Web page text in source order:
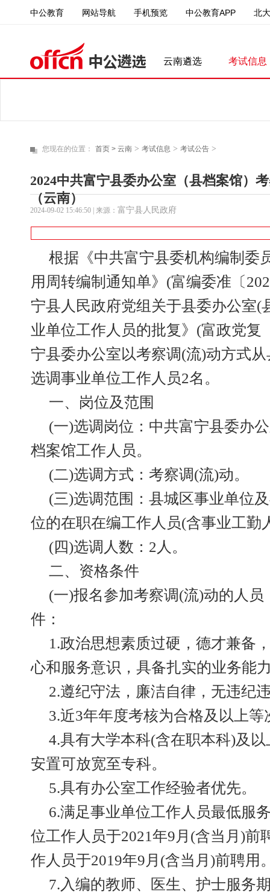
中公教育 网站导航 手机预览 中公教育APP 北
云南遴选 考试信息
您现在的位置： 首页 > 云南 > 考试信息 > 考试公告 >
2024中共富宁县委办公室（县档案馆）
（云南）
2024-09-02 15:46:50 | 来源： 富宁县人民政府
根据《中共富宁县委机构编制委
用周转编制通知单》(富编委准〔
宁县人民政府党组关于县委办公室(
业单位工作人员的批复》(富政党复
宁县委办公室以考察调(流)动方式
选调事业单位工作人员2名。
一、岗位及范围
(一)选调岗位：中共富宁县委办
档案馆工作人员。
(二)选调方式：考察调(流)动。
(三)选调范围：县城区事业单位
位的在职在编工作人员(含事业工勤
(四)选调人数：2人。
二、资格条件
(一)报名参加考察调(流)动的人
件：
1.政治思想素质过硬，德才兼备
心和服务意识，具备扎实的业务能
2.遵纪守法，廉洁自律，无违纪
3.近3年年度考核为合格及以上
4.具有大学本科(含在职本科)及
安置可放宽至专科。
5.具有办公室工作经验者优先。
6.满足事业单位工作人员最低服
位工作人员于2021年9月(含当月)前
作人员于2019年9月(含当月)前聘用
7.入编的教师、医生、护士服务